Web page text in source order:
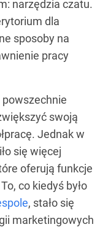
narzędzia czatu.
dla
sposoby na
pracy
powszechnie
swoją
Jednak w
się więcej
oferują funkcje
co kiedyś było
, stało się
marketingowych